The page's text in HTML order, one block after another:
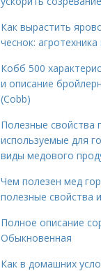
Как вырастить
чеснок: агротехника
Кобб 500
и описание
(Cobb)
Полезные свойства
используемые для
виды медового
Чем полезен мед
полезные свойства
Полное описание
Обыкновенная
Как в домашних